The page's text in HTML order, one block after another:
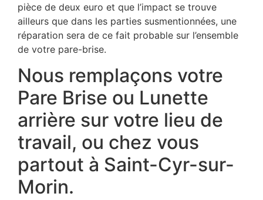
pièce de deux euro et que l’impact se trouve
ailleurs que dans les parties susmentionnées, une
réparation sera de ce fait probable sur l’ensemble
de votre pare-brise.
Nous remplaçons votre
Pare Brise ou Lunette
arrière sur votre lieu de
travail, ou chez vous
partout à Saint-Cyr-sur-
Morin.